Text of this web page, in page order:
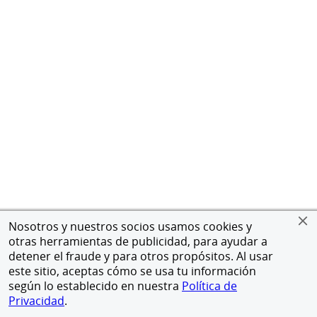
Nosotros y nuestros socios usamos cookies y
otras herramientas de publicidad, para ayudar a
detener el fraude y para otros propósitos. Al usar
este sitio, aceptas cómo se usa tu información
según lo establecido en nuestra Política de
Privacidad.